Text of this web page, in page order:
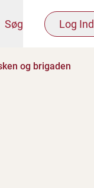
Søg Log Ind
og brigaden